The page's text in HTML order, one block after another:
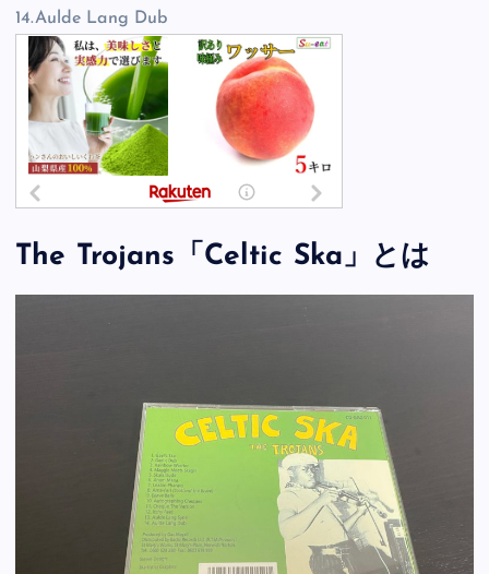
14.Aulde Lang Dub
The Trojans「Celtic Ska」とは